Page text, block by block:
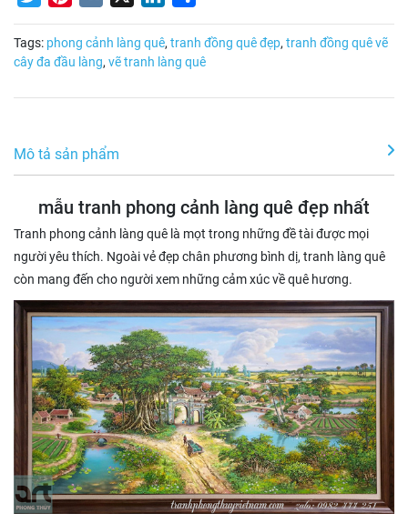
Tags: phong cảnh làng quê, tranh đồng quê đẹp, tranh đồng quê vẽ
cây đa đầu làng, vẽ tranh làng quê
Mô tả sản phẩm
mẫu tranh phong cảnh làng quê đẹp nhất
Tranh phong cảnh làng quê là mọt trong những đề tài được mọi
người yêu thích. Ngoài vẻ đẹp chân phương bình dị, tranh làng quê
còn mang đến cho người xem những cảm xúc về quê hương.